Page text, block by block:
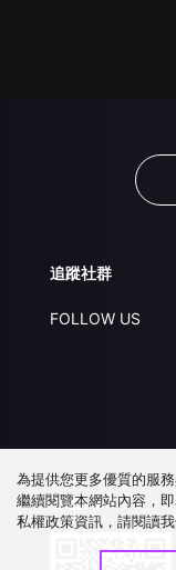
追蹤社群
FOLLOW US
下載 APP
為提供您更多優質的服
繼續閱覽本網站內容，
私權政策資訊，請閱讀